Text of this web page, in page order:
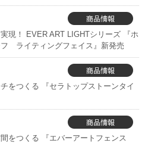
現！ EVER ART LIGHTシリーズ 『ホ
ライティングフェイス』新発売
をつくる 『セラトップストーンタイ
をつくる 『エバーアートフェンス